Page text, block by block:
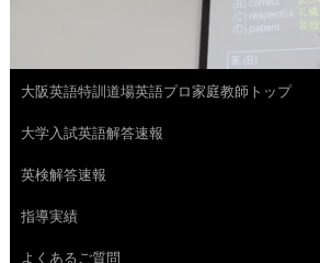
コ
ン
テ
ン
ツ
大阪英語特訓道場英語プロ家庭教師トップ
大学入試英語解答速報
英検解答速報
指導実績
よくあるご質問